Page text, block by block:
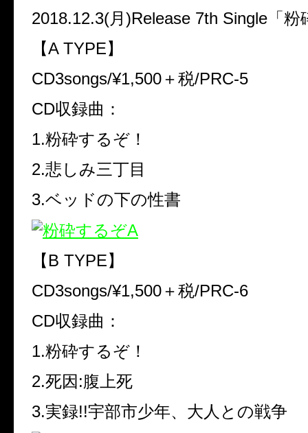
2018.12.3(月)Release 7th Single「
【A TYPE】
CD3songs/¥1,500＋税/PRC-5
CD収録曲：
1.粉砕するぞ！
2.悲しみ三丁目
3.ベッドの下の性書
【B TYPE】
CD3songs/¥1,500＋税/PRC-6
CD収録曲：
1.粉砕するぞ！
2.死因:腹上死
3.実録!!宇部市少年、大人との戦争